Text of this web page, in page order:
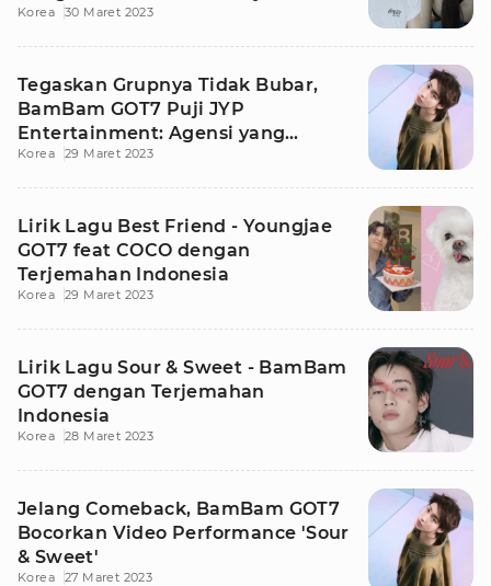
Korea 30 Maret 2023
Tegaskan Grupnya Tidak Bubar,
BamBam GOT7 Puji JYP
Entertainment: Agensi yang
Sangat Bagus
Korea 29 Maret 2023
Lirik Lagu Best Friend - Youngjae
GOT7 feat COCO dengan
Terjemahan Indonesia
Korea 29 Maret 2023
Lirik Lagu Sour & Sweet - BamBam
GOT7 dengan Terjemahan
Indonesia
Korea 28 Maret 2023
Jelang Comeback, BamBam GOT7
Bocorkan Video Performance 'Sour
& Sweet'
Korea 27 Maret 2023